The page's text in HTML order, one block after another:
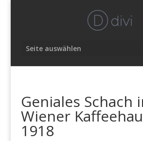
Seite auswählen
Geniales Schach
Wiener
1918